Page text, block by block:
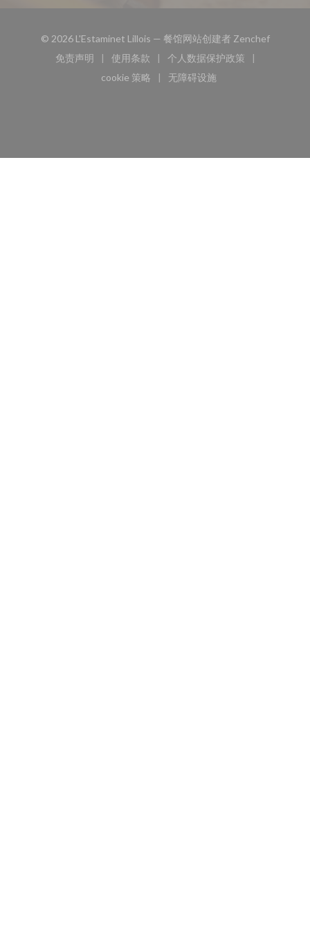
© 2026 L'Estaminet Lillois — 餐馆网站创建者 Zenchef((在新窗
免责声明
((在新窗口中打开))
使用条款
((在新窗口中打开))
个人数据保护政策
((在新窗口中打开))
cookie 策略
((在新窗口中打开))
无障碍设施
((在新窗口中打开))